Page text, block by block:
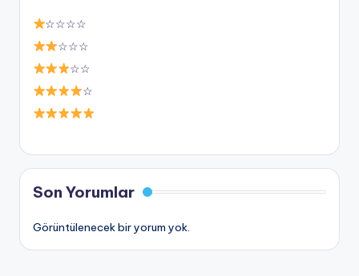
☆☆☆☆
☆☆☆
☆☆
☆
Son Yorumlar
Görüntülenecek bir yorum yok.